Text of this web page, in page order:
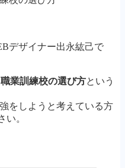
デザイナー出永紘己で
業訓練校の選び方という
をしようと考えている方
い。